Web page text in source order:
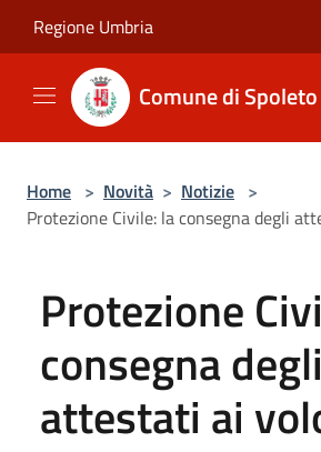
Regione Umbria
Comune di Spoleto
Home > Novità > Notizie >
Protezione Civile: la consegna degli
Protezione
consegna degli
attestati ai